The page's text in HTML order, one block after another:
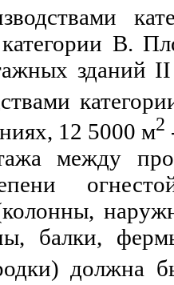
категории В.
зданий II
12 5000 м2
между
балки,
должна